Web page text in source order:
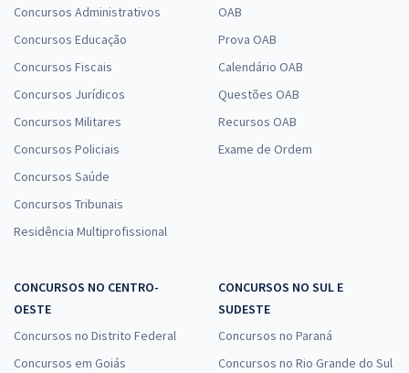
Concursos Administrativos
Concursos Educação
Concursos Fiscais
Concursos Jurídicos
Concursos Militares
Concursos Policiais
Concursos Saúde
Concursos Tribunais
Residência Multiprofissional
OAB
Prova OAB
Calendário OAB
Questões OAB
Recursos OAB
Exame de Ordem
CONCURSOS NO CENTRO-
OESTE
Concursos no Distrito Federal
Concursos em Goiás
CONCURSOS NO SUL E
SUDESTE
Concursos no Paraná
Concursos no Rio Grande do Sul